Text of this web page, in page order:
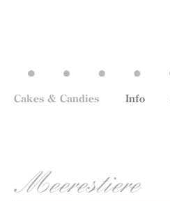
Cakes & Candies Info
Meerestiere